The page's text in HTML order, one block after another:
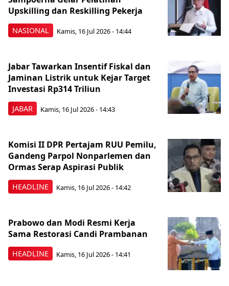
NASIONAL
Upskilling dan Reskilling Pekerja
Kamis, 16 Jul 2026 - 14:44
JABAR
Jabar Tawarkan Insentif Fiskal dan
Jaminan Listrik untuk Kejar Target
Investasi Rp314 Triliun
Kamis, 16 Jul 2026 - 14:43
HEADLINE
Komisi II DPR Pertajam RUU Pemilu,
Gandeng Parpol Nonparlemen dan
Ormas Serap Aspirasi Publik
Kamis, 16 Jul 2026 - 14:42
HEADLINE
Prabowo dan Modi Resmi Kerja
Sama Restorasi Candi Prambanan
Kamis, 16 Jul 2026 - 14:41